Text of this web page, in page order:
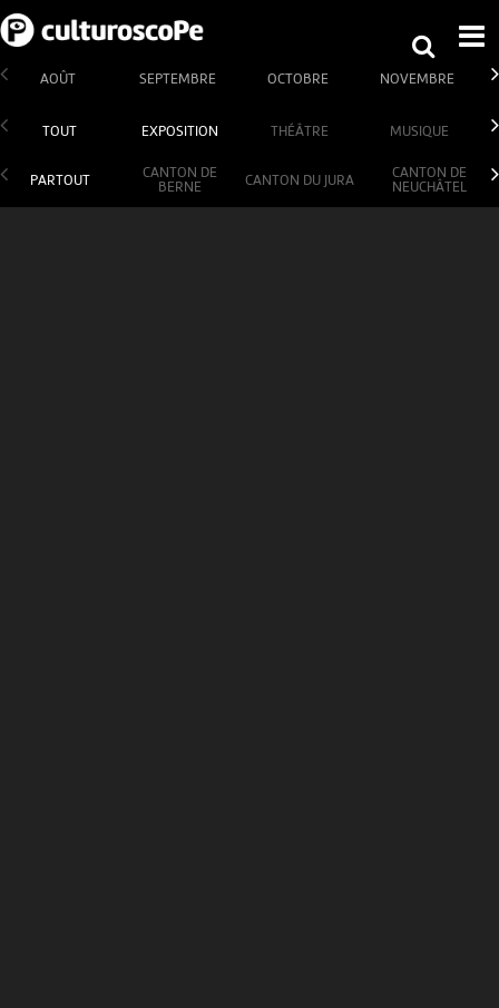
AOÛT SEPTEMBRE OCTOBRE NOVEMBRE
TOUT EXPOSITION THÉÂTRE MUSIQUE
PARTOUT
CANTON DE
BERNE
CANTON DU JURA
CANTON DE
NEUCHÂTEL